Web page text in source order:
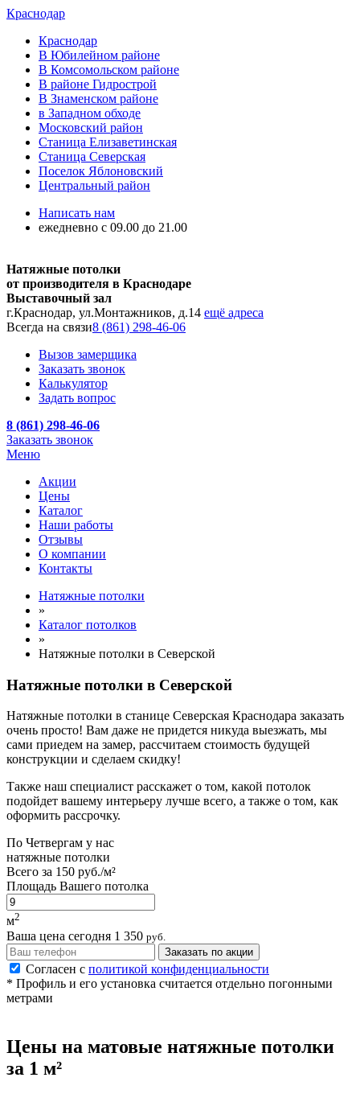
Краснодар
Краснодар
В Юбилейном районе
В Комсомольском районе
В районе Гидрострой
В Знаменском районе
в Западном обходе
Московский район
Станица Елизаветинская
Станица Северская
Поселок Яблоновский
Центральный район
Написать нам
ежедневно с 09.00 до 21.00
Натяжные потолки
от производителя в Краснодаре
Выставочный зал
г.Краснодар, ул.Монтажников, д.14 ещё адреса
Всегда на связи8 (861) 298-46-06
Вызов замерщика
Заказать звонок
Калькулятор
Задать вопрос
8 (861) 298-46-06
Заказать звонок
Меню
Акции
Цены
Каталог
Наши работы
Отзывы
О компании
Контакты
Натяжные потолки
»
Каталог потолков
»
Натяжные потолки в Северской
Натяжные потолки в Северской
Натяжные потолки в станице Северская Краснодара заказать
очень просто! Вам даже не придется никуда выезжать, мы
сами приедем на замер, рассчитаем стоимость будущей
конструкции и сделаем скидку!
Также наш специалист расскажет о том, какой потолок
подойдет вашему интерьеру лучше всего, а также о том, как
оформить рассрочку.
По Четвергам у нас
натяжные потолки
Всего за 150 руб./м²
Площадь Вашего потолка
м2
Ваша цена сегодня 1 350 руб.
Заказать по акции
Согласен с политикой конфиденциальности
* Профиль и его установка считается отдельно погонными
метрами
Цены на матовые натяжные потолки
за 1 м²